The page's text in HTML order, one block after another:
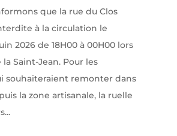
que la rue du Clos
à la circulation le
2026 de 18H00 à 00H00 lors
Saint-Jean. Pour les
souhaiteraient remonter dans
la zone artisanale, la ruelle